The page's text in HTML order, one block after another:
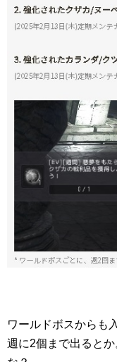
ワールドボスからも
週に2個まで出ると